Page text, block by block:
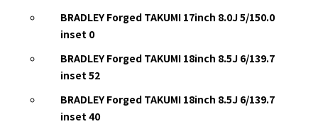
BRADLEY Forged TAKUMI 17inch 8.0J 5/150.0
inset 0
BRADLEY Forged TAKUMI 18inch 8.5J 6/139.7
inset 52
BRADLEY Forged TAKUMI 18inch 8.5J 6/139.7
inset 40